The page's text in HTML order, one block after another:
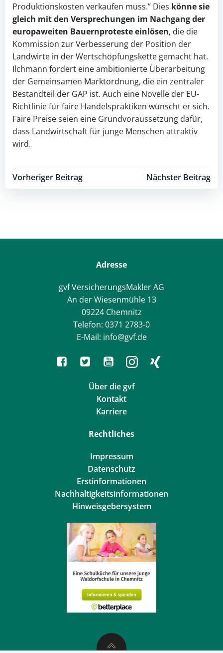
Produktionskosten verkaufen muss.” Dies könne sie
gleich mit den Versprechungen im Nachgang der
europaweiten Bauernproteste einlösen, die die
Kommission zur Verbesserung der Position der
Landwirte in der Wertschöpfungskette gemacht hat.
Ilchmann fordert eine ambitionierte Überarbeitung
der Gemeinsamen Marktordnung, die ein zentraler
Bestandteil der GAP ist. Auch eine Novelle der EU-
Richtlinie für faire Handelspraktiken wünscht er sich.
Faire Preise seien eine Grundvoraussetzung dafür,
dass Landwirtschaft für junge Menschen attraktiv
wird.
Post
Vorheriger Beitrag
PostNächster Beitrag
Adresse
gvf VersicherungsMakler AG
An der Wiesenmühle 13
09224 Chemnitz
Telefon: 0371 2783-0
E-Mail: info@gvf.de
Über die gvf
Kontakt
Karriere
Rechtliches
Impressum
Datenschutz
Erstinformationen
Nachhaltigkeitsinformationen
Hinweisgebersystem